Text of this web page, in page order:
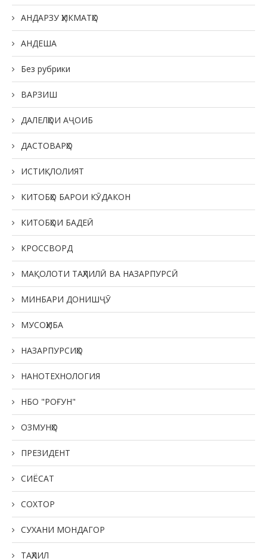
АНДАРЗУ ҲИКМАТҲО
АНДЕША
Без рубрики
ВАРЗИШ
ДАЛЕЛҲОИ АҶОИБ
ДАСТОВАРҲО
ИСТИҚЛОЛИЯТ
КИТОБҲО БАРОИ КӮДАКОН
КИТОБҲОИ БАДЕӢ
КРОССВОРД
МАҚОЛОТИ ТАҲЛИЛӢ ВА НАЗАРПУРСӢ
МИНБАРИ ДОНИШҶӮ
МУСОҲИБА
НАЗАРПУРСИҲО
НАНОТЕХНОЛОГИЯ
НБО "РОҒУН"
ОЗМУНҲО
ПРЕЗИДЕНТ
СИЁСАТ
СОХТОР
СУХАНИ МОНДАГОР
ТАҲЛИЛ